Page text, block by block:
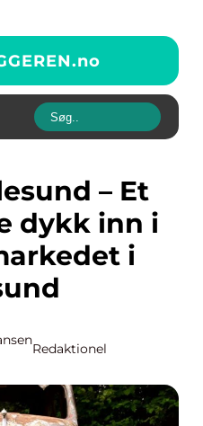
no
dykk inn i
i
Redaktionel